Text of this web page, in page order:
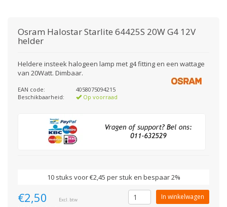
Osram Halostar Starlite 64425S 20W G4 12V
helder
Heldere insteek halogeen lamp met g4 fitting en een wattage
van 20Watt. Dimbaar.
EAN code:
4058075094215
Beschikbaarheid:
Op voorraad
10 stuks voor €2,45 per stuk en bespaar 2%
€2,50 Excl. btw In winkelwagen